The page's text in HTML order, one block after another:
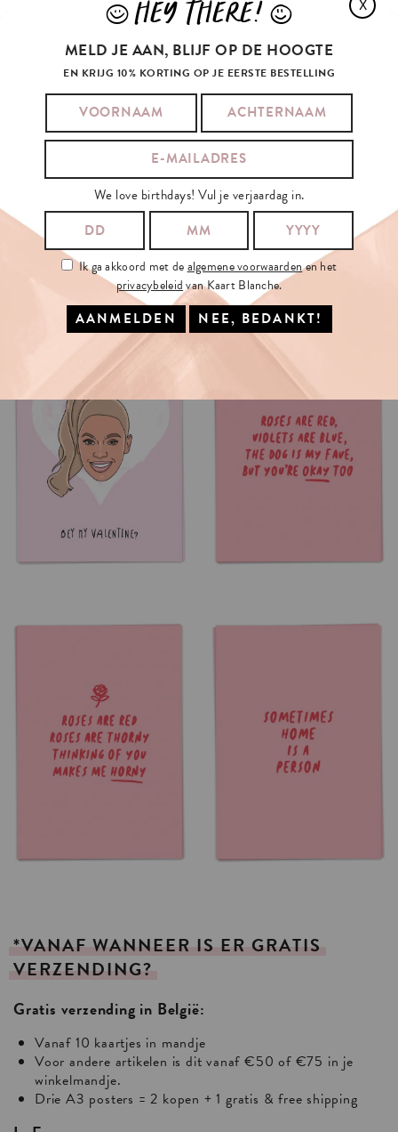
*VANAF WANNEER IS ER GRATIS
VERZENDING?
Gratis verzending in België:
Vanaf 10 kaartjes in mandje
Voor andere artikelen is dit vanaf €50 of €75 in je
winkelmandje.
Drie A3 posters = 2 kopen + 1 gratis & free shipping
X
JHEY THERE! L
MELD JE AAN, BLIJF OP DE HOOGTE
EN KRIJG 10% KORTING OP JE EERSTE BESTELLING
We love birthdays! Vul je verjaardag in.
Ik ga akkoord met dealgemene voorwaardenen het
privacybeleidvan Kaart Blanche.